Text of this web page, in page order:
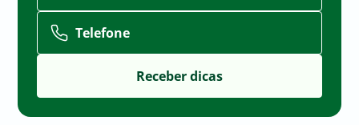
Telefone